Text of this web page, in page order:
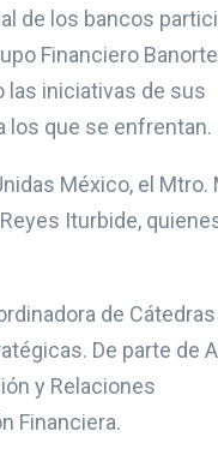
de los bancos
Financiero
las iniciativas de sus
los que se enfrentan.
México, el Mtro.
Iturbide,
de
De parte de
y Relaciones
Financiera.